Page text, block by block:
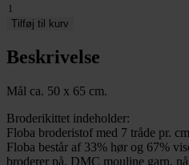
Pinguin
Gavesæk
Tilføj til kurv
Beskrivelse
Mål ca. 50 x 65 cm.
Broderikittet indeholder:
Floba broderistof med 7 tråde pr.
Floba består af 33% hør og 67%
broderer på. DMC mouline garn,